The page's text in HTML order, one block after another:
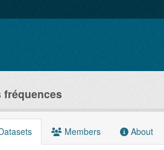
fréquences
Members About